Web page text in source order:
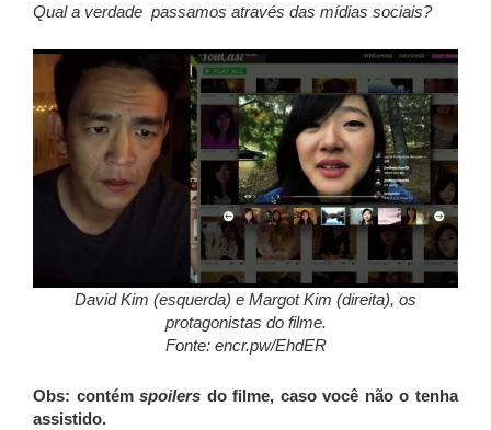
Qual a verdade passamos através das mídias sociais?
David Kim (esquerda) e Margot Kim (direita), os
protagonistas do filme.
Fonte: encr.pw/EhdER
Obs: contémspoilers do filme, caso você não o tenha
assistido.